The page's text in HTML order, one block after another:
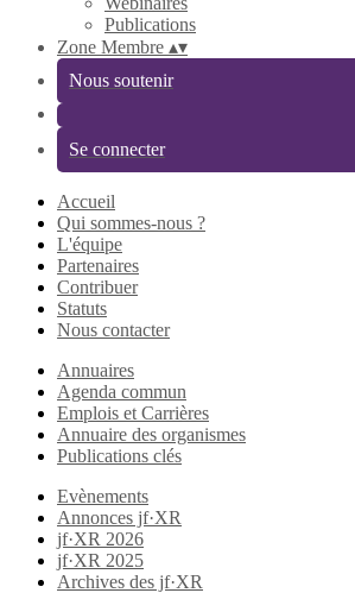
Publications
Zone Membre ▴▾
Nous soutenir
Se connecter
Accueil
Qui sommes-nous ?
L'équipe
Partenaires
Contribuer
Statuts
Nous contacter
Annuaires
Agenda commun
Emplois et Carrières
Annuaire des organismes
Publications clés
Evènements
Annonces jf·XR
jf·XR 2026
jf·XR 2025
Archives des jf·XR